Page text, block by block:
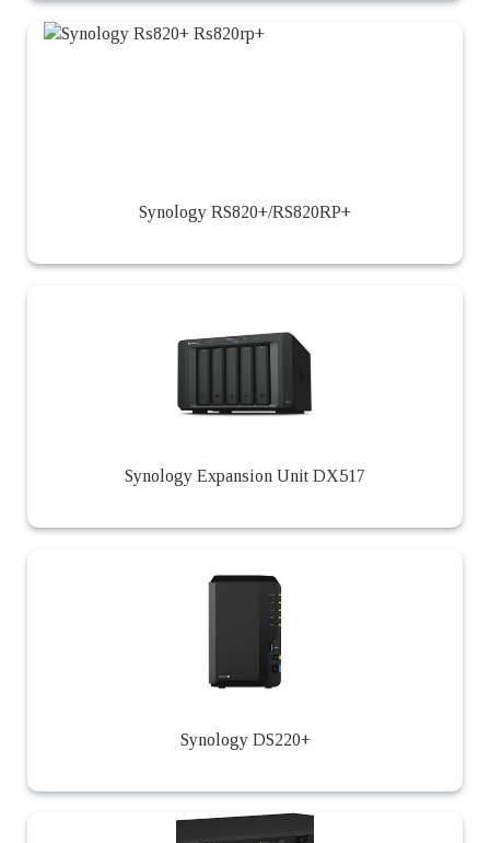
Synology RS820+​/​RS820RP+
Synology Expansion Unit DX517
Synology DS220+